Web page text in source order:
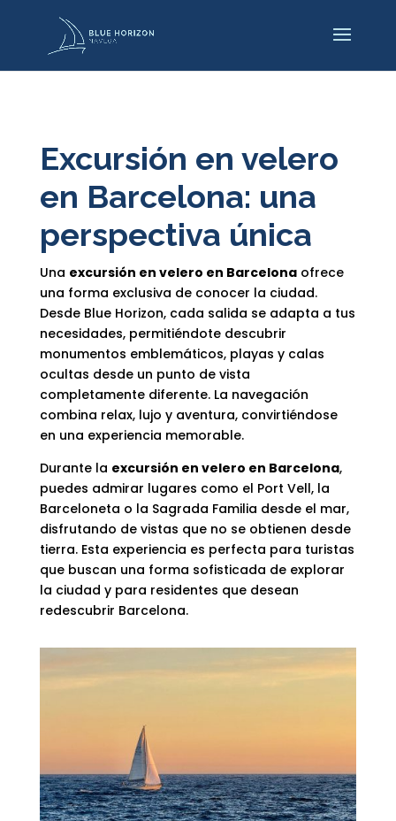
Excursión en velero
en Barcelona: una
perspectiva única
Una excursión en velero en Barcelonaofrece
una forma exclusiva de conocer la ciudad.
Desde Blue Horizon, cada salida se adapta a tus
necesidades, permitiéndote descubrir
monumentos emblemáticos, playas y calas
ocultas desde un punto de vista
completamente diferente. La navegación
combina relax, lujo y aventura, convirtiéndose
en una experiencia memorable.
Durante la excursión en velero en Barcelona,
puedes admirar lugares como el Port Vell, la
Barceloneta o la Sagrada Familia desde el mar,
disfrutando de vistas que no se obtienen desde
tierra. Esta experiencia es perfecta para turistas
que buscan una forma sofisticada de explorar
la ciudad y para residentes que desean
redescubrir Barcelona.